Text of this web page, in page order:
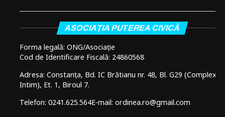
ASOCIAȚIA PUTEREA CIVICĂ
Forma legală: ONG/Asociație
Cod de Identificare Fiscală: 24860568
Adresa: Constanța, Bd. IC Brătianu nr. 48, Bl. G29 (Complex
Intim), Et. 1, Biroul 7.
Telefon: 0241.625.564E-mail: ordinea.ro@gmail.com